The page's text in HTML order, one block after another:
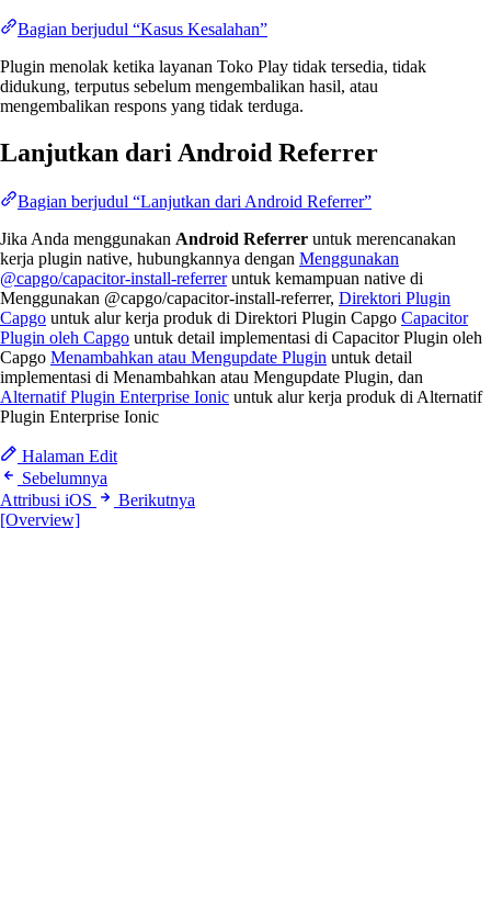
Bagian berjudul “Kasus Kesalahan”
Plugin menolak ketika layanan Toko Play tidak tersedia, tidak
didukung, terputus sebelum mengembalikan hasil, atau
mengembalikan respons yang tidak terduga.
Lanjutkan dari Android Referrer
Bagian berjudul “Lanjutkan dari Android Referrer”
Jika Anda menggunakan Android Referrer untuk merencanakan
kerja plugin native, hubungkannya dengan Menggunakan
@capgo/capacitor-install-referreruntuk kemampuan native di
Menggunakan @capgo/capacitor-install-referrer, Direktori Plugin
Capgo untuk alur kerja produk di Direktori Plugin Capgo Capacitor
Plugin oleh Capgo untuk detail implementasi di Capacitor Plugin oleh
Capgo Menambahkan atau Mengupdate Plugin untuk detail
implementasi di Menambahkan atau Mengupdate Plugin, dan
Alternatif Plugin Enterprise Ionic untuk alur kerja produk di Alternatif
Plugin Enterprise Ionic
Halaman Edit
Sebelumnya
Attribusi iOS
Berikutnya
[Overview]